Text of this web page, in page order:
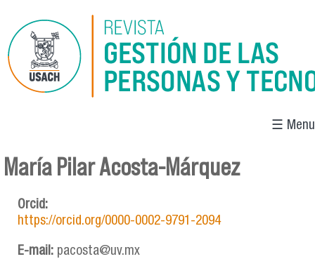
☰ Menu
Se encuentra usted aquí
María Pilar Acosta-Márquez
Orcid:
https://orcid.org/0000-0002-9791-2094
E-mail: pacosta@uv.mx